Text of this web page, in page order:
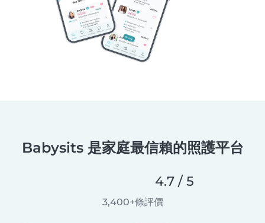
Babysits 是家庭最信賴的照護平台
4.7 / 5
3,400+條評價